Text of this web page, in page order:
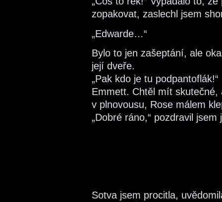
zopakovat, zaslechl jsem
„Edwarde…“
Bylo to jen zašeptání, ale
její dveře.
„Pak kdo je tu
Emmett. Chtěl mít skutečné,
v plnovousu, Rose málem
„Dobré ráno,“ pozdravil
Sotva jsem procitla,